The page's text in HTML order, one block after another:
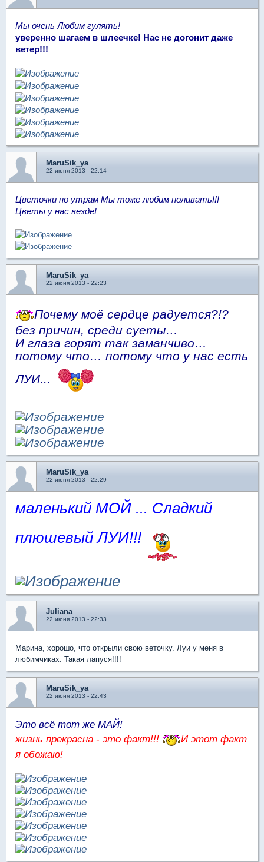
Мы очень Любим гулять!
уверенно шагаем в шлеечке! Нас не догонит даже
ветер!!!
MaruSik_ya
22 июня 2013 - 22:14
Цветочки по утрам Мы тоже любим поливать!!!
Цветы у нас везде!
MaruSik_ya
22 июня 2013 - 22:23
Почему моё сердце радуется?!?
без причин, среди суеты…
И глаза горят так заманчиво…
потому что… потому что у нас есть
ЛУИ...
MaruSik_ya
22 июня 2013 - 22:29
маленький МОЙ ... Сладкий
плюшевый ЛУИ!!!
Juliana
22 июня 2013 - 22:33
Марина, хорошо, что открыли свою веточку. Луи у меня в
любимчиках. Такая лапуся!!!!
MaruSik_ya
22 июня 2013 - 22:43
Это всё тот же МАЙ!
жизнь прекрасна - это факт!!!
И этот факт
я обожаю!